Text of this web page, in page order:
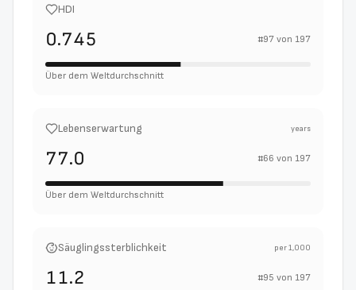
HDI
0.745 #97 von 197
Über dem Weltdurchschnitt
Lebenserwartung years
77.0 #66 von 197
Über dem Weltdurchschnitt
Säuglingssterblichkeit per 1,000
11.2 #95 von 197